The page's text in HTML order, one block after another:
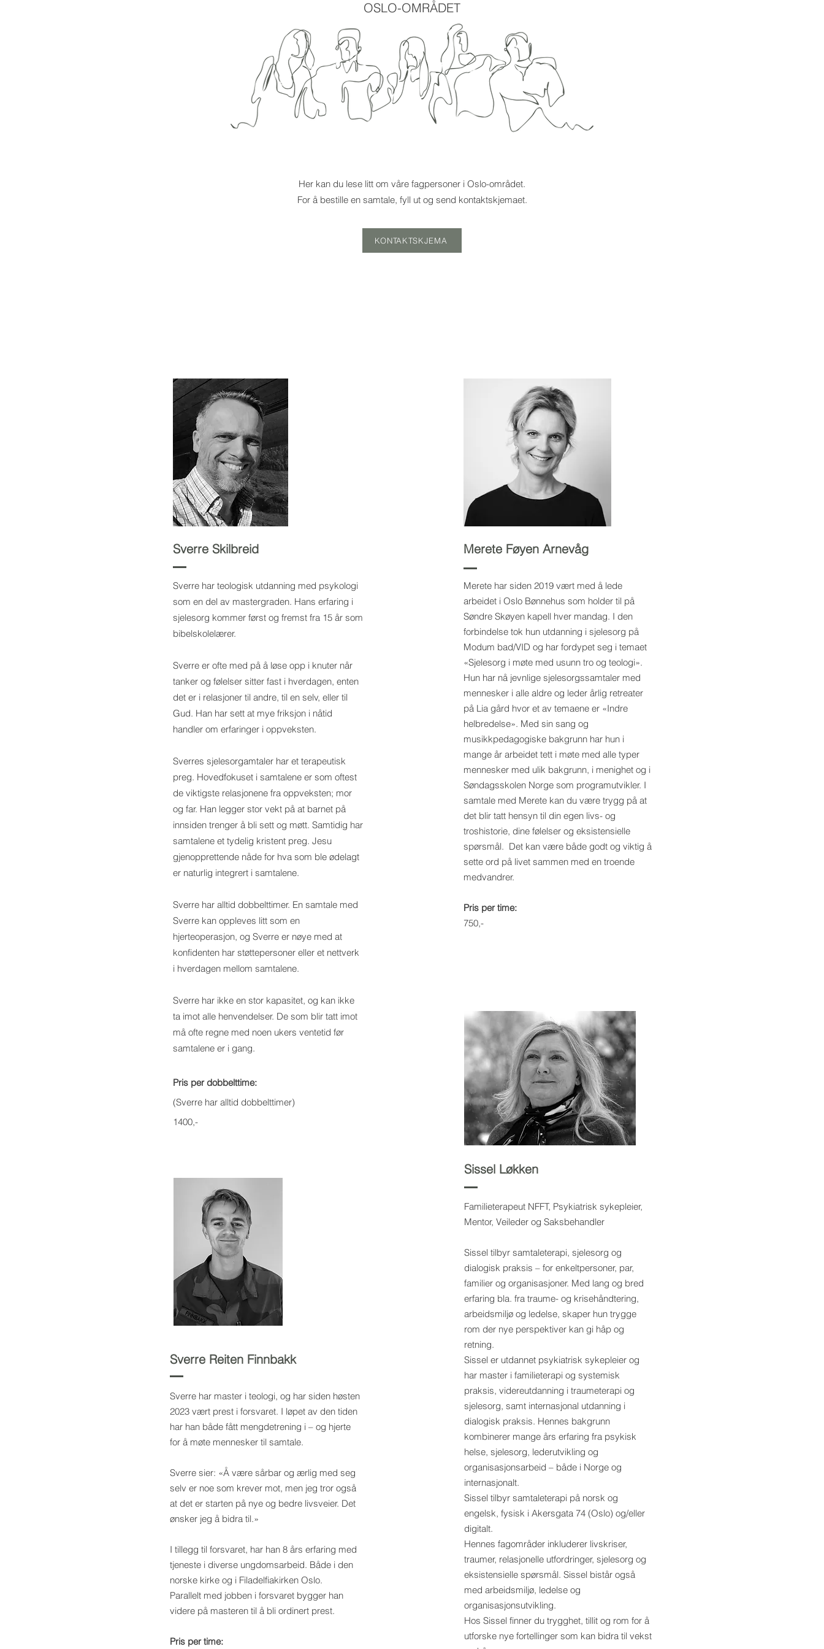
Her kan du lese litt om våre fagpersoner i Oslo-området.
For å bestille en samtale, fyll ut og send kontaktskjemaet.
KONTAKTSKJEMA
OSLO-OMRÅDET
Sverre Skilbreid
Sverre har teologisk utdanning med psykologi
som en del av mastergraden. Hans erfaring i
sjelesorg kommer først og fremst fra 15 år som
bibelskolelærer.
Sverre er ofte med på å løse opp i knuter når
tanker og følelser sitter fast i hverdagen, enten
det er i relasjoner til andre, til en selv, eller til
Gud. Han har sett at mye friksjon i nåtid
handler om erfaringer i oppveksten.
Sverres sjelesorgamtaler har et terapeutisk
preg. Hovedfokuset i samtalene er som oftest
de viktigste relasjonene fra oppveksten; mor
og far. Han legger stor vekt på at barnet på
innsiden trenger å bli sett og møtt. Samtidig har
samtalene et tydelig kristent preg. Jesu
gjenopprettende nåde for hva som ble ødelagt
er naturlig integrert i samtalene.
Sverre har alltid dobbelttimer. En samtale med
Sverre kan oppleves litt som en
hjerteoperasjon, og Sverre er nøye med at
konfidenten har støttepersoner eller et nettverk
i hverdagen mellom samtalene.
Sverre har ikke en stor kapasitet, og kan ikke
ta imot alle henvendelser. De som blir tatt imot
må ofte regne med noen ukers ventetid før
samtalene er i gang.
Pris per dobbelttime:
(Sverre har alltid dobbelttimer)
1400,-
Merete Føyen Arnevåg
Merete har siden 2019 vært med å lede
arbeidet i Oslo Bønnehus som holder til på
Søndre Skøyen kapell hver mandag. I den
forbindelse tok hun utdanning i sjelesorg på
Modum bad/VID og har fordypet seg i temaet
«Sjelesorg i møte med usunn tro og teologi».
Hun har nå jevnlige sjelesorgssamtaler med
mennesker i alle aldre og leder årlig retreater
på Lia gård hvor et av temaene er «Indre
helbredelse». Med sin sang og
musikkpedagogiske bakgrunn har hun i
mange år arbeidet tett i møte med alle typer
mennesker med ulik bakgrunn, i menighet og i
Søndagsskolen Norge som programutvikler. I
samtale med Merete kan du være trygg på at
det blir tatt hensyn til din egen livs- og
troshistorie, dine følelser og eksistensielle
spørsmål. Det kan være både godt og viktig å
sette ord på livet sammen med en troende
medvandrer.
Pris per time:
750,-
Sissel Løkken
Sverre Reiten Finnbakk
Sverre har master i teologi, og har siden høsten
2023 vært prest i forsvaret. I løpet av den tiden
har han både fått mengdetrening i – og hjerte
for å møte mennesker til samtale.
Sverre sier: «Å være sårbar og ærlig med seg
selv er noe som krever mot, men jeg tror også
at det er starten på nye og bedre livsveier. Det
ønsker jeg å bidra til.»
I tillegg til forsvaret, har han 8 års erfaring med
tjeneste i diverse ungdomsarbeid. Både i den
norske kirke og i Filadelfiakirken Oslo.
Parallelt med jobben i forsvaret bygger han
videre på masteren til å bli ordinert prest.
Pris per time:
Familieterapeut NFFT, Psykiatrisk sykepleier,
Mentor, Veileder og Saksbehandler
Sissel tilbyr samtaleterapi, sjelesorg og
dialogisk praksis – for enkeltpersoner, par,
familier og organisasjoner. Med lang og bred
erfaring bla. fra traume- og krisehåndtering,
arbeidsmiljø og ledelse, skaper hun trygge
rom der nye perspektiver kan gi håp og
retning.
Sissel er utdannet psykiatrisk sykepleier og
har master i familieterapi og systemisk
praksis, videreutdanning i traumeterapi og
sjelesorg, samt internasjonal utdanning i
dialogisk praksis. Hennes bakgrunn
kombinerer mange års erfaring fra psykisk
helse, sjelesorg, lederutvikling og
organisasjonsarbeid – både i Norge og
internasjonalt.
Sissel tilbyr samtaleterapi på norsk og
engelsk, fysisk i Akersgata 74 (Oslo) og/eller
digitalt.
Hennes fagområder inkluderer livskriser,
traumer, relasjonelle utfordringer, sjelesorg og
eksistensielle spørsmål. Sissel bistår også
med arbeidsmiljø, ledelse og
organisasjonsutvikling.
Hos Sissel finner du trygghet, tillit og rom for å
utforske nye fortellinger som kan bidra til vekst